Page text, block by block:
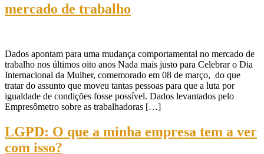
mercado de trabalho
Dados apontam para uma mudança comportamental no mercado de
trabalho nos últimos oito anos Nada mais justo para Celebrar o Dia
Internacional da Mulher, comemorado em 08 de março, do que
tratar do assunto que moveu tantas pessoas para que a luta por
igualdade de condições fosse possível. Dados levantados pelo
Empresômetro sobre as trabalhadoras […]
LGPD: O que a minha empresa tem a ver
com isso?